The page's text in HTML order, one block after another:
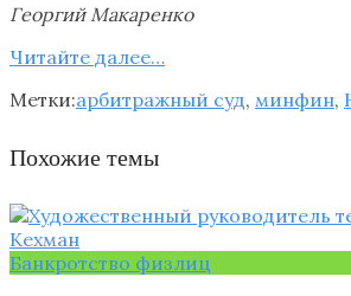
Георгий Макаренко
Читайте далee…
Метки:арбитражный суд, минфин,
Похожие темы
Банкротство физлиц